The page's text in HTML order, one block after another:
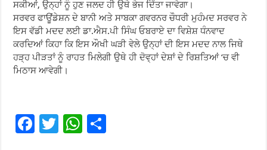
ਸਕੀਆਂ, ਉਨ੍ਹਾਂ ਨੂੰ ਹੁਣ ਜਲਦ ਹੀ ਉਥੇ ਭੇਜ ਦਿੱਤਾ ਜਾਵੇਗਾ।
ਸਰਵਰ ਫਾਊਂਡੇਸ਼ਨ ਦੇ ਬਾਨੀ ਅਤੇ ਸਾਬਕਾ ਗਵਰਨਰ ਚੌਧਰੀ ਮੁਹੰਮਦ ਸਰਵਰ ਨੇ
ਇਸ ਵੱਡੀ ਮਦਦ ਲਈ ਡਾ.ਐਸ.ਪੀ ਸਿੰਘ ਓਬਰਾਏ ਦਾ ਵਿਸ਼ੇਸ਼ ਧੰਨਵਾਦ
ਕਰਦਿਆਂ ਕਿਹਾ ਕਿ ਇਸ ਔਖੀ ਘੜੀ ਵੇਲੇ ਉਨ੍ਹਾਂ ਦੀ ਇਸ ਮਦਦ ਨਾਲ ਜਿਥੇ
ਹੜ੍ਹ ਪੀੜਤਾਂ ਨੂੰ ਰਾਹਤ ਮਿਲੇਗੀ ਉਥੇ ਹੀ ਦੋਵ੍ਹਾਂ ਦੇਸ਼ਾਂ ਦੇ ਰਿਸ਼ਤਿਆਂ ‘ਚ ਵੀ
ਮਿਠਾਸ ਆਵੇਗੀ।
F
T
W